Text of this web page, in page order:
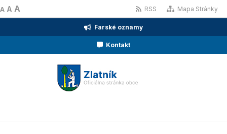
A A A RSS Mapa Stránky
Farské oznamy
Kontakt